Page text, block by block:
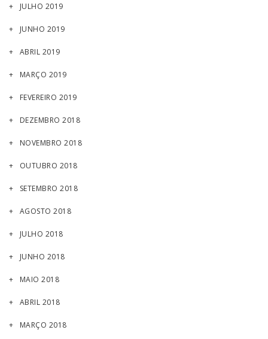
JULHO 2019
JUNHO 2019
ABRIL 2019
MARÇO 2019
FEVEREIRO 2019
DEZEMBRO 2018
NOVEMBRO 2018
OUTUBRO 2018
SETEMBRO 2018
AGOSTO 2018
JULHO 2018
JUNHO 2018
MAIO 2018
ABRIL 2018
MARÇO 2018